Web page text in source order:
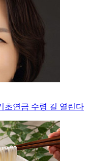
초연금 수령 길 열린다